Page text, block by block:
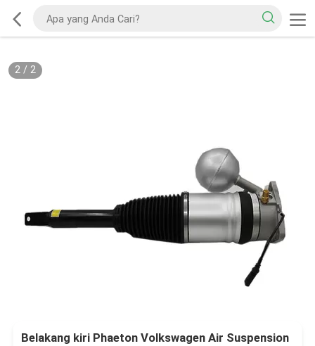
2/ 2
Belakang kiri Phaeton Volkswagen Air Suspension